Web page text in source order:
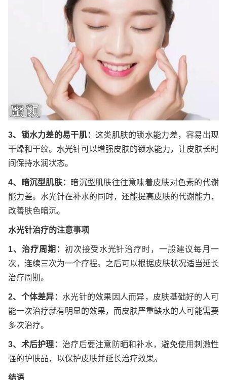
3、锁水力差的易干肌：这类肌肤的锁水能力差，容易出现
干燥和干纹。水光针可以增强皮肤的锁水能力，让皮肤长时
间保持水润状态。
4、暗沉型肌肤：
暗沉型肌肤往往意味着皮肤对色素的代谢
能力差。水光针在补水的同时，还能提高皮肤的代谢能力，
改善肤色暗沉。
水光针治疗的注意事项
1、治疗周期： 初次接受水光针治疗时，一般建议每月一
次，连续三次为一个疗程。之后可以根据皮肤状况适当延长
治疗周期。
2、个体差异： 水光针的效果因人而异，皮肤基础好的人可
能一次治疗就有明显的效果，而皮肤严重缺水的人可能需要
多次治疗。
3、术后护理： 治疗后要注意防晒和补水，避免使用刺激性
强的护肤品，以保护皮肤并延长治疗效果。
结语